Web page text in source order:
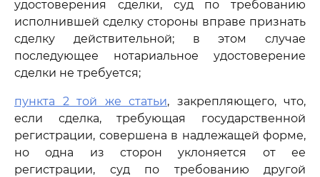
удостоверения сделки, суд по требованию
исполнившей сделку стороны вправе признать
сделку действительной; в этом случае
последующее нотариальное удостоверение
сделки не требуется;
пункта 2 той же статьи, закрепляющего, что,
если сделка, требующая государственной
регистрации, совершена в надлежащей форме,
но одна из сторон уклоняется от ее
регистрации, суд по требованию другой